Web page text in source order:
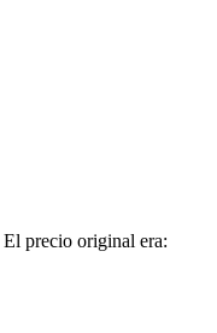
El precio original era: